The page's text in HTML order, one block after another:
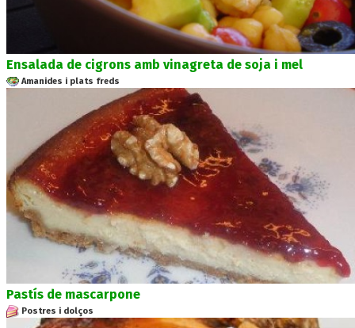
Ensalada de cigrons amb vinagreta de soja i mel
Amanides i plats freds
Pastís de mascarpone
Postres i dolços